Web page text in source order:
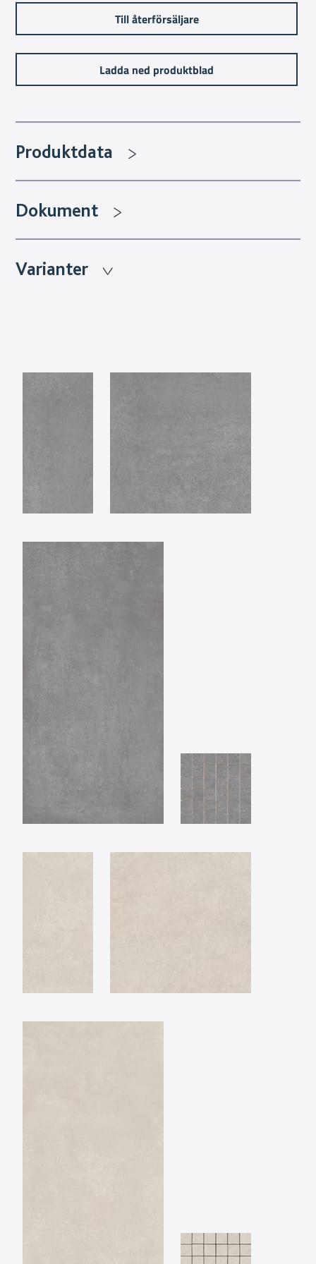
Till återförsäljare
Ladda ned produktblad
Produktdata
Dokument
Varianter